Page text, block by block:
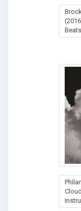
Beats